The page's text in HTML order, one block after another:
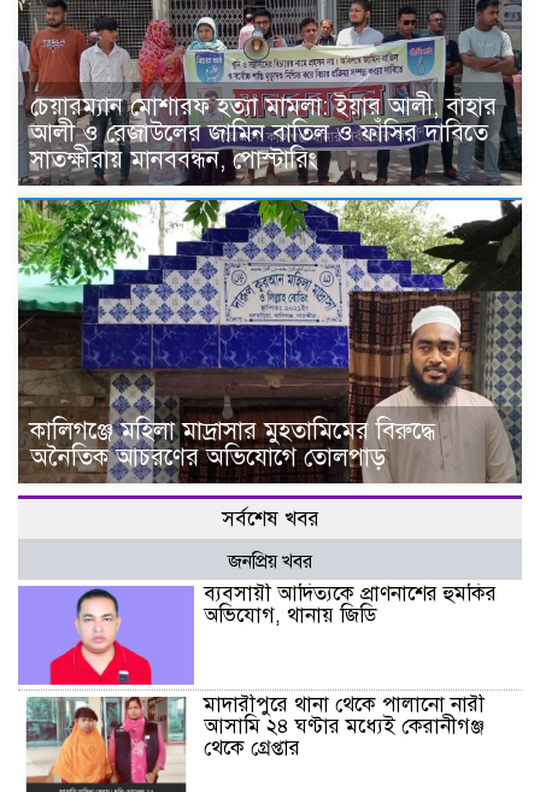
চেয়ারম্যান মোশারফ হত্যা মামলা: ইয়ার আলী, বাহার
আলী ও রেজাউলের জামিন বাতিল ও ফাঁসির দাবিতে
সাতক্ষীরায় মানববন্ধন, পোস্টারিং
কালিগঞ্জে মহিলা মাদ্রাসার মুহতামিমের বিরুদ্ধে
অনৈতিক আচরণের অভিযোগে তোলপাড়
সর্বশেষ খবর
জনপ্রিয় খবর
ব্যবসায়ী আদিত্যকে প্রাণনাশের হুমকির
অভিযোগ, থানায় জিডি
মাদারীপুরে থানা থেকে পালানো নারী
আসামি ২৪ ঘণ্টার মধ্যেই কেরানীগঞ্জ
থেকে গ্রেপ্তার